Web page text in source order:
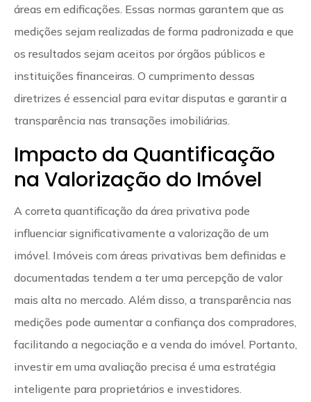
áreas em edificações. Essas normas garantem que as
medições sejam realizadas de forma padronizada e que
os resultados sejam aceitos por órgãos públicos e
instituições financeiras. O cumprimento dessas
diretrizes é essencial para evitar disputas e garantir a
transparência nas transações imobiliárias.
Impacto da Quantificação
na Valorização do Imóvel
A correta quantificação da área privativa pode
influenciar significativamente a valorização de um
imóvel. Imóveis com áreas privativas bem definidas e
documentadas tendem a ter uma percepção de valor
mais alta no mercado. Além disso, a transparência nas
medições pode aumentar a confiança dos compradores,
facilitando a negociação e a venda do imóvel. Portanto,
investir em uma avaliação precisa é uma estratégia
inteligente para proprietários e investidores.